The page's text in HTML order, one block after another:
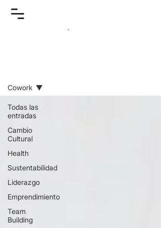
Todas las
entradas
Cambio
Cultural
Health
Sustentabilidad
Liderazgo
Emprendimiento
Team
Building
Cowork